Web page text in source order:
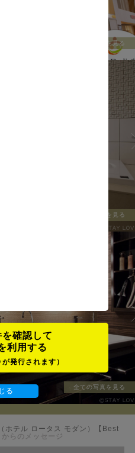
全ての写真を見る
全ての写真を見る
全ての写真を見る
ホテル ロータス モダン）【Best
からのメッセージ
確認して
利用する
発行されます）
る